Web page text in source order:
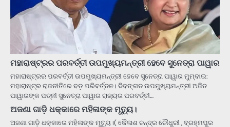
ମହାରାଷ୍ଟ୍ରର ପରବର୍ତ୍ତୀ ଉପମୁଖ୍ୟମନ୍ତ୍ରୀ ହେବେ ସୁନେତ୍ରା ପାୱାର
ମହାରାଷ୍ଟ୍ରର ପରବର୍ତ୍ତୀ ଉପମୁଖ୍ୟମନ୍ତ୍ରୀ ହେବେ ସୁନେତ୍ରା ପାୱାର ମୁମ୍ବାଇ:
ମହାରାଷ୍ଟ୍ର ରାଜନୀତିରେ ବଡ଼ ପରିବର୍ତ୍ତନ। ଦିବଙ୍ଗତ ଉପମୁଖ୍ୟମନ୍ତ୍ରୀ ଅଜିତ
ପାୱାରଙ୍କ ପତ୍ନୀ ସୁନେତ୍ରା ପାୱାର ରାଜ୍ୟର ପରବର୍ତ୍ତୀ…
ଅଜଣା ଗାଡ଼ି ଧକ୍କାରେ ମହିଳାଙ୍କ ମୃତ୍ୟୁ।
ଅଜଣା ଗାଡ଼ି ଧକ୍କାରେ ମହିଳାଙ୍କ ମୃତ୍ୟୁ।( କୈଳାଶ ଚନ୍ଦ୍ର ଚୌଧୁରୀ , ବ୍ରହ୍ମପୁର